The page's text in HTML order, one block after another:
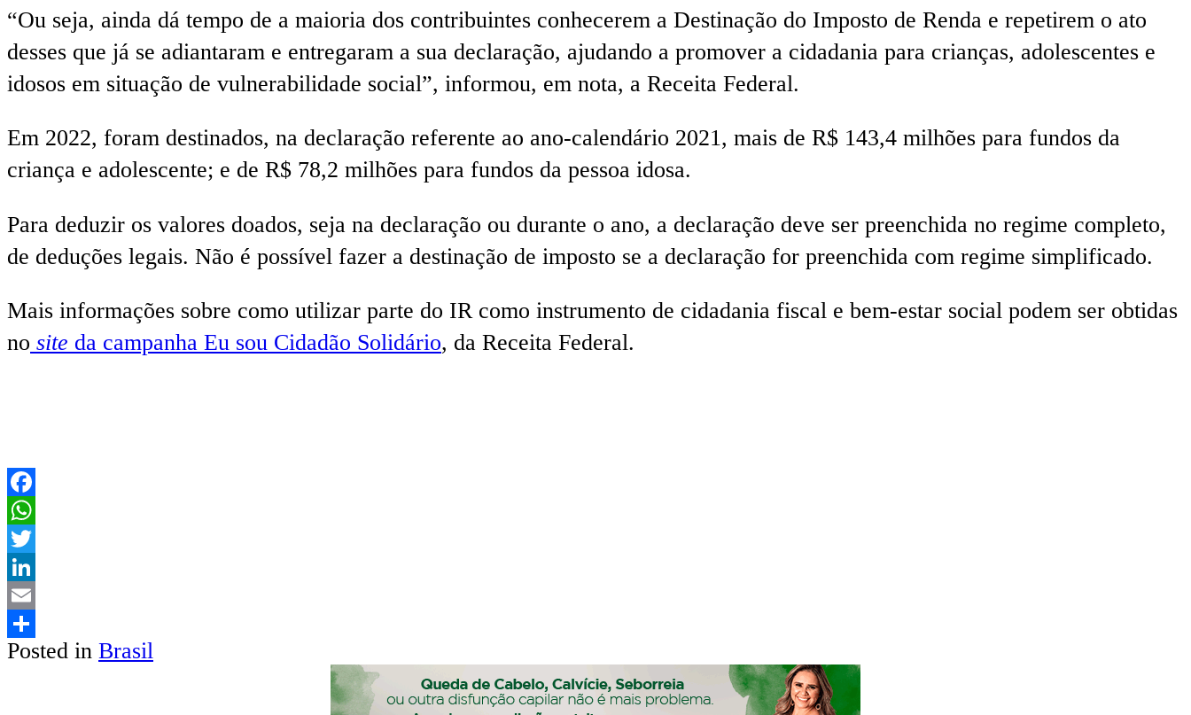
“Ou seja, ainda dá tempo de a maioria dos contribuintes conhecerem a Destinação do Imposto de Renda e repetirem o ato
desses que já se adiantaram e entregaram a sua declaração, ajudando a promover a cidadania para crianças, adolescentes e
idosos em situação de vulnerabilidade social”, informou, em nota, a Receita Federal.
Em 2022, foram destinados, na declaração referente ao ano-calendário 2021, mais de R$ 143,4 milhões para fundos da
criança e adolescente; e de R$ 78,2 milhões para fundos da pessoa idosa.
Para deduzir os valores doados, seja na declaração ou durante o ano, a declaração deve ser preenchida no regime completo,
de deduções legais. Não é possível fazer a destinação de imposto se a declaração for preenchida com regime simplificado.
Mais informações sobre como utilizar parte do IR como instrumento de cidadania fiscal e bem-estar social podem ser obtidas
no site da campanha Eu sou Cidadão Solidário, da Receita Federal.
Facebook
WhatsApp
Twitter
LinkedIn
Email
Share
Posted in Brasil